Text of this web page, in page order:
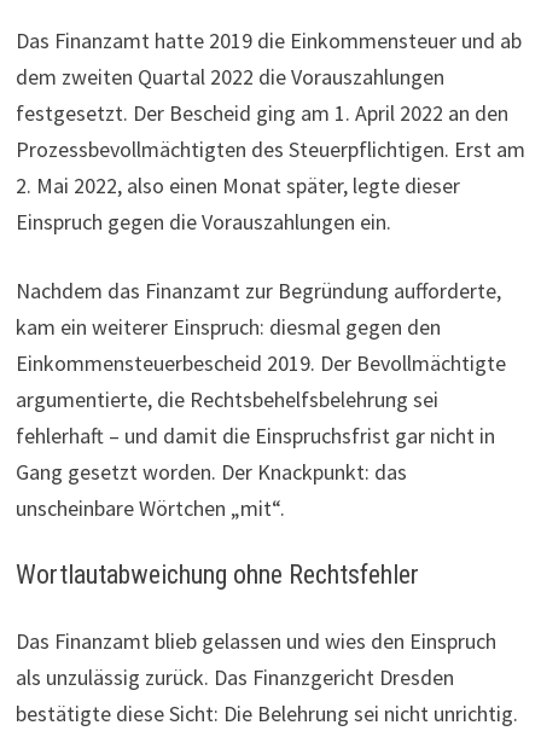
Das Finanzamt hatte 2019 die Einkommensteuer und ab
dem zweiten Quartal 2022 die Vorauszahlungen
festgesetzt. Der Bescheid ging am 1. April 2022 an den
Prozessbevollmächtigten des Steuerpflichtigen. Erst am
2. Mai 2022, also einen Monat später, legte dieser
Einspruch gegen die Vorauszahlungen ein.
Nachdem das Finanzamt zur Begründung aufforderte,
kam ein weiterer Einspruch: diesmal gegen den
Einkommensteuerbescheid 2019. Der Bevollmächtigte
argumentierte, die Rechtsbehelfsbelehrung sei
fehlerhaft – und damit die Einspruchsfrist gar nicht in
Gang gesetzt worden. Der Knackpunkt: das
unscheinbare Wörtchen „mit“.
Wortlautabweichung ohne Rechtsfehler
Das Finanzamt blieb gelassen und wies den Einspruch
als unzulässig zurück. Das Finanzgericht Dresden
bestätigte diese Sicht: Die Belehrung sei nicht unrichtig.